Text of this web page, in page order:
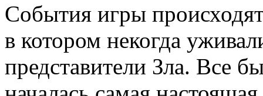
События игры
в котором некогда
представители Зла. Все